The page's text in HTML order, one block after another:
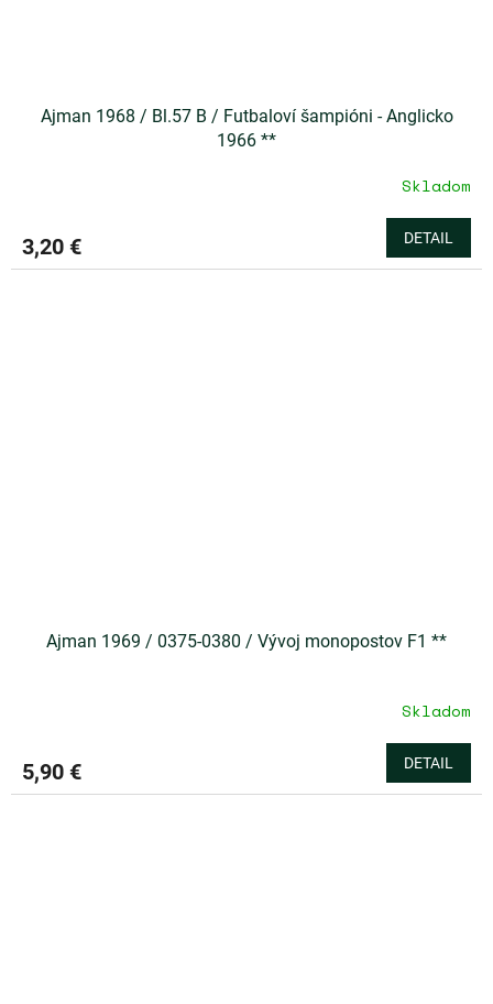
Ajman 1968 / Bl.57 B / Futbaloví šampióni - Anglicko
1966 **
Skladom
3,20 € DETAIL
Ajman 1969 / 0375-0380 / Vývoj monopostov F1 **
Skladom
5,90 € DETAIL